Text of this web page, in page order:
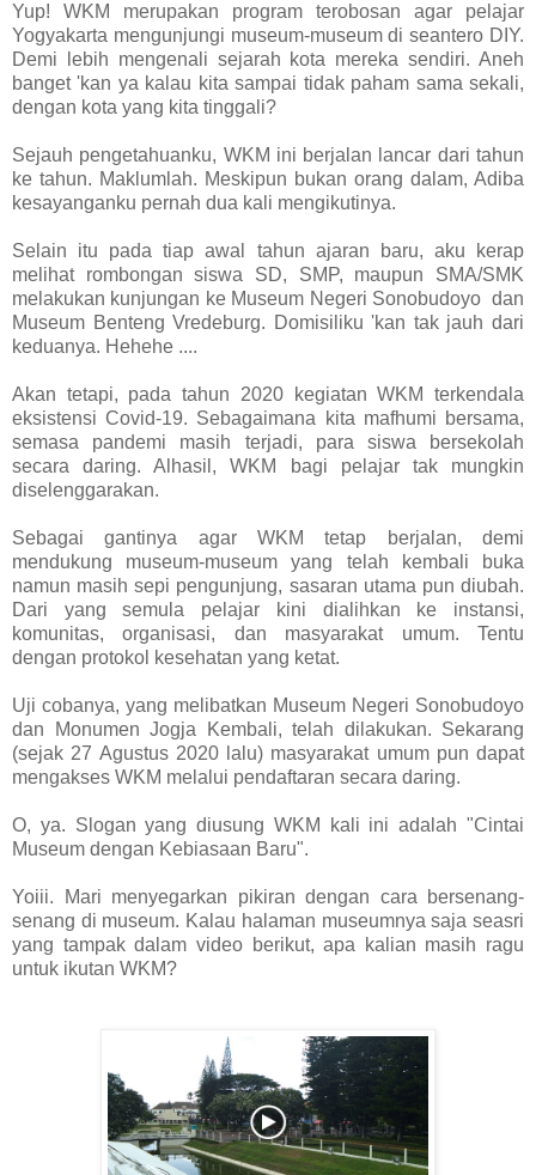
Yup! WKM merupakan program terobosan agar pelajar
Yogyakarta mengunjungi museum-museum di seantero DIY.
Demi lebih mengenali sejarah kota mereka sendiri. Aneh
banget 'kan ya kalau kita sampai tidak paham sama sekali,
dengan kota yang kita tinggali?
Sejauh pengetahuanku, WKM ini berjalan lancar dari tahun
ke tahun. Maklumlah. Meskipun bukan orang dalam, Adiba
kesayanganku pernah dua kali mengikutinya.
Selain itu pada tiap awal tahun ajaran baru, aku kerap
melihat rombongan siswa SD, SMP, maupun SMA/SMK
melakukan kunjungan ke Museum Negeri Sonobudoyo dan
Museum Benteng Vredeburg. Domisiliku 'kan tak jauh dari
keduanya. Hehehe ....
Akan tetapi, pada tahun 2020 kegiatan WKM terkendala
eksistensi Covid-19. Sebagaimana kita mafhumi bersama,
semasa pandemi masih terjadi, para siswa bersekolah
secara daring. Alhasil, WKM bagi pelajar tak mungkin
diselenggarakan.
Sebagai gantinya agar WKM tetap berjalan, demi
mendukung museum-museum yang telah kembali buka
namun masih sepi pengunjung, sasaran utama pun diubah.
Dari yang semula pelajar kini dialihkan ke instansi,
komunitas, organisasi, dan masyarakat umum. Tentu
dengan protokol kesehatan yang ketat.
Uji cobanya, yang melibatkan Museum Negeri Sonobudoyo
dan Monumen Jogja Kembali, telah dilakukan. Sekarang
(sejak 27 Agustus 2020 lalu) masyarakat umum pun dapat
mengakses WKM melalui pendaftaran secara daring.
O, ya. Slogan yang diusung WKM kali ini adalah "Cintai
Museum dengan Kebiasaan Baru".
Yoiii. Mari menyegarkan pikiran dengan cara bersenang-
senang di museum. Kalau halaman museumnya saja seasri
yang tampak dalam video berikut, apa kalian masih ragu
untuk ikutan WKM?